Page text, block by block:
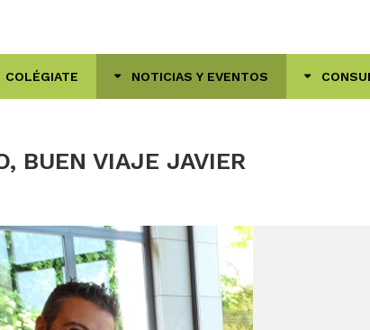
COLÉGIATE NOTICIAS Y EVENTOS
BUEN VIAJE JAVIER